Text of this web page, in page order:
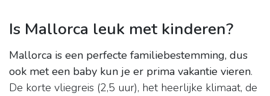
Is Mallorca leuk met kinderen?
Mallorca is een perfecte familiebestemming, dus
ook met een baby kun je er prima vakantie vieren.
De korte vliegreis (2,5 uur), het heerlijke klimaat, de